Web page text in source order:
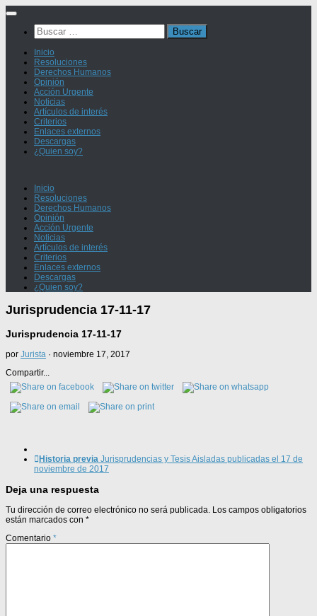
Saltar
contenidoBuscar:
Inicio
Resoluciones
Derechos Humanos
Opinión
Acción Urgente
Noticias
Artículos de interés
Criterios
Enlaces externos
Descargas
¿Quien soy?
Inicio
Resoluciones
Derechos Humanos
Opinión
Acción Urgente
Noticias
Artículos de interés
Criterios
Enlaces externos
Descargas
¿Quien soy?
Jurisprudencia 17-11-17
Jurisprudencia 17-11-17
por Jurista · noviembre 17, 2017
Compartir...
Historia previa Jurisprudencias y Tesis Aisladas publicadas el 17 de
noviembre de 2017
Deja una respuesta
Tu dirección de correo electrónico no será publicada. Los campos obligatorios
están marcados con *
Comentario *